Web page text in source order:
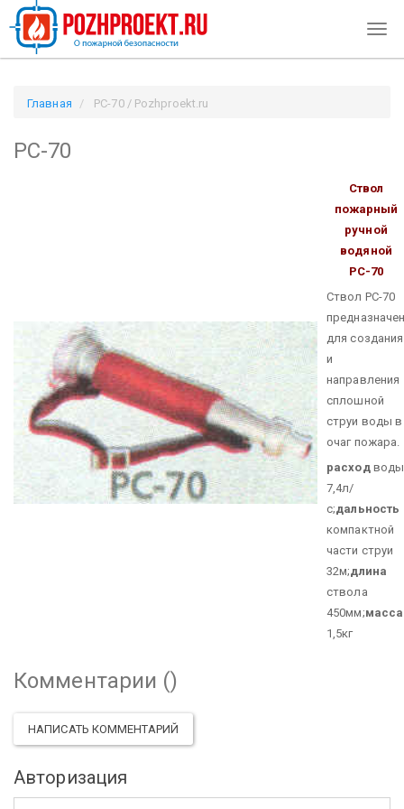
Главная РС-70 / Pozhproekt.ru
РС-70
Ствол
пожарный
ручной
водяной
РС-70
Ствол РС-70
для создания
и
направления
сплошной
струи воды в
очаг пожара.
расходводы
7,4л/
с;дальность
компактной
части струи
32м;длина
ствола
450мм;масса
1,5кг
Комментарии ()
НАПИСАТЬ КОММЕНТАРИЙ
Авторизация